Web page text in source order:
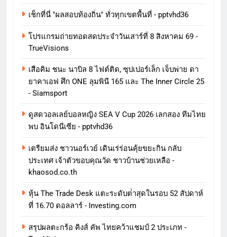
เช็กที่นี่ "ผลสอบท้องถิ่น" ทั่วทุกเขตพื้นที่ - pptvhd36
โปรแกรมถ่ายทอดสดประจำวันเสาร์ที่ 8 สิงหาคม 69 -
TrueVisions
เสือคิม ชนะ นาบิล 8 ไฟต์ติด, ซุปเปอร์เล็ก เจ็บพ่าย ดา
ยาคาเอฟ ศึก ONE ลุมพินี 165 และ The Inner Circle 25
- Siamsport
ดูสดวอลเลย์บอลหญิง SEA V Cup 2026 เลกสอง ทีมไทย
พบ อินโดนีเซีย - pptvhd36
เตรียมส่ง ชาวนอร์เวย์ เดินเร่ร่อนคุ้ยขยะกิน กลับ
ประเทศ เจ้าตัวขอบคุณวัด ชาวบ้านช่วยเหลือ -
khaosod.co.th
หุ้น The Trade Desk แตะระดับต่ําสุดในรอบ 52 สัปดาห์
ที่ 16.70 ดอลลาร์ - Investing.com
สรุปผลตะกร้อ คิงส์ คัพ ไทยคว้าแชมป์ 2 ประเภท -